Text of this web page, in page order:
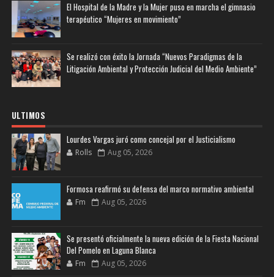
El Hospital de la Madre y la Mujer puso en marcha el gimnasio
terapéutico “Mujeres en movimiento”
Se realizó con éxito la Jornada “Nuevos Paradigmas de la
Litigación Ambiental y Protección Judicial del Medio Ambiente”
ULTIMOS
Lourdes Vargas juró como concejal por el Justicialismo
Rolls Aug 05, 2026
Formosa reafirmó su defensa del marco normativo ambiental
Fm Aug 05, 2026
Se presentó oficialmente la nueva edición de la Fiesta Nacional
Del Pomelo en Laguna Blanca
Fm Aug 05, 2026